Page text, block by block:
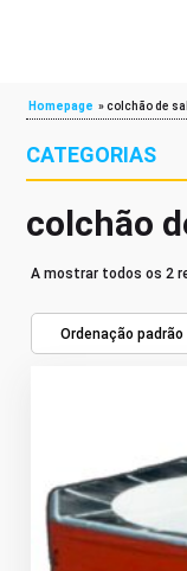
Homepage »colchão de
CATEGORIAS
colchão
A mostrar todos os 2